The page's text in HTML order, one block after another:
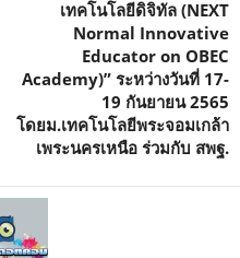
เทคโนโลยีดิจิทัล (NEXT
Normal Innovative
Educator on OBEC
Academy)” ระหว่างวันที่ 17-
19 กันยายน 2565
โดยม.เทคโนโลยีพระจอมเกล้า
เพระนครเหนือ ร่วมกับ สพฐ.